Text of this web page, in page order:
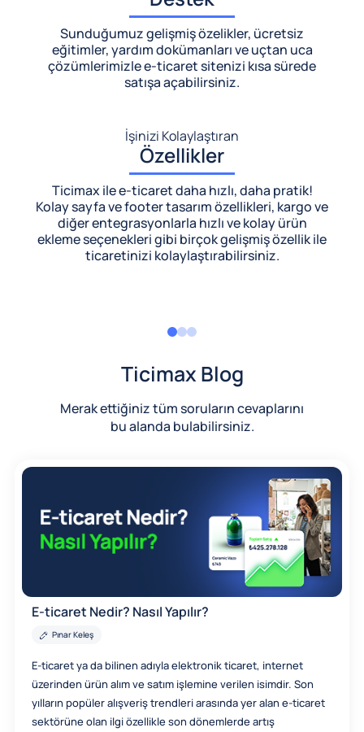
Sunduğumuz gelişmiş özelikler, ücretsiz
eğitimler, yardım dokümanları ve uçtan uca
çözümlerimizlee-ticaret sitenizi kısa sürede
satışa açabilirsiniz.
İşinizi Kolaylaştıran
Özellikler
Ticimax ile e-ticaret daha hızlı, daha pratik!
Kolay sayfa ve footer tasarım özellikleri, kargo ve
diğer entegrasyonlarla hızlı ve kolay ürün
ekleme seçenekleri gibi birçok gelişmiş özellik ile
ticaretinizi kolaylaştırabilirsiniz.
Ticimax Blog
Merak ettiğiniz tüm soruların cevaplarını
bu alanda bulabilirsiniz.
E-ticaret Nedir? Nasıl Yapılır?
Pınar Keleş
E-ticaret ya da bilinen adıyla elektronik ticaret, internet
üzerinden ürün alım ve satım işlemine verilen isimdir. Son
yılların popüler alışveriş trendleri arasında yer alan e-ticaret
sektörüne olan ilgi özellikle son dönemlerde artış